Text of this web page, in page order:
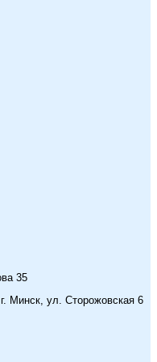
35
Минск, ул. Сторожовская 6